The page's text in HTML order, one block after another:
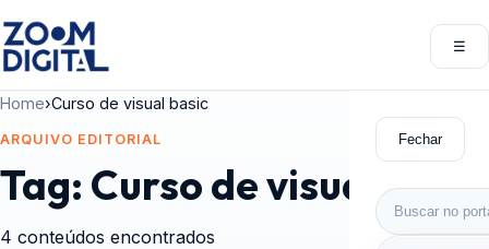
☰
Fechar
Buscar por:
Home›Curso de visual basic
ARQUIVO EDITORIAL
Tag: Curso de visual basic
4 conteúdos encontrados